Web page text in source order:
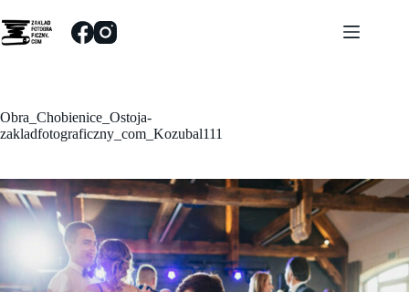
do
treści
Obra_Chobienice_Ostoja-
zakladfotograficzny_com_Kozubal111